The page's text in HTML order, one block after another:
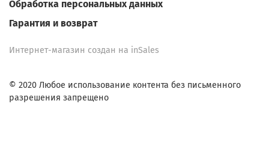
Обработка персональных данных
Гарантия и возврат
Интернет-магазин создан на inSales
© 2020 Любое использование контента без письменного
разрешения запрещено